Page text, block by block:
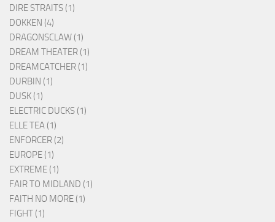
DIRE STRAITS (1)
DOKKEN (4)
DRAGONSCLAW (1)
DREAM THEATER (1)
DREAMCATCHER (1)
DURBIN (1)
DUSK (1)
ELECTRIC DUCKS (1)
ELLE TEA (1)
ENFORCER (2)
EUROPE (1)
EXTREME (1)
FAIR TO MIDLAND (1)
FAITH NO MORE (1)
FIGHT (1)